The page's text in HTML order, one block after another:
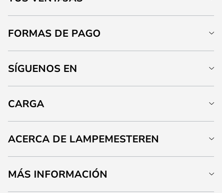
FORMAS DE PAGO
SÍGUENOS EN
CARGA
ACERCA DE LAMPEMESTEREN
MÁS INFORMACIÓN